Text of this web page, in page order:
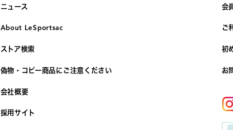
ニュース
About LeSportsac
ストア検索
偽物・コピー商品にご注意ください
会社概要
採用サイト
会
ご
初
お